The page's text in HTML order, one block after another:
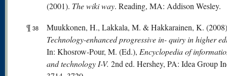
(2001). The wiki way. Reading, MA: Addison Wesley.
¶ 38
Muukkonen, H., Lakkala, M. & Hakkarainen, K.
Technology-enhanced progressive in- quiry in higher
In: Khosrow-Pour, M. (Ed.), Encyclopedia of
and technology I-V. 2nd ed. Hershey, PA: Idea Group